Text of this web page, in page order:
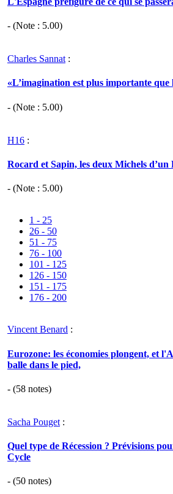
- (Note : 5.00)
Charles Sannat :
«L’imagination est plus importante que
- (Note : 5.00)
H16 :
Rocard et Sapin, les deux Michels
- (Note : 5.00)
1 - 25
26 - 50
51 - 75
76 - 100
101 - 125
126 - 150
151 - 175
176 - 200
Vincent Benard :
Eurozone: les économies plongent, et
balle dans le pied,
- (58 notes)
Sacha Pouget :
Quel type de Récession ? Prévisions
Cycle
- (50 notes)